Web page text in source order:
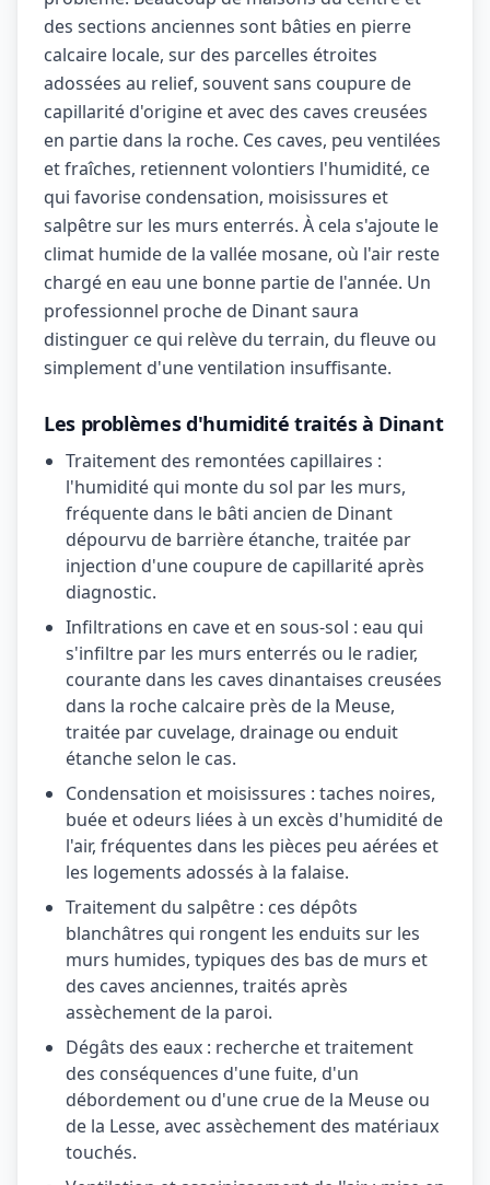
des sections anciennes sont bâties en pierre
calcaire locale, sur des parcelles étroites
adossées au relief, souvent sans coupure de
capillarité d'origine et avec des caves creusées
en partie dans la roche. Ces caves, peu ventilées
et fraîches, retiennent volontiers l'humidité, ce
qui favorise condensation, moisissures et
salpêtre sur les murs enterrés. À cela s'ajoute le
climat humide de la vallée mosane, où l'air reste
chargé en eau une bonne partie de l'année. Un
professionnel proche de Dinant saura
distinguer ce qui relève du terrain, du fleuve ou
simplement d'une ventilation insuffisante.
Les problèmes d'humidité traités à Dinant
Traitement des remontées capillaires :
l'humidité qui monte du sol par les murs,
fréquente dans le bâti ancien de Dinant
dépourvu de barrière étanche, traitée par
injection d'une coupure de capillarité après
diagnostic.
Infiltrations en cave et en sous-sol : eau qui
s'infiltre par les murs enterrés ou le radier,
courante dans les caves dinantaises creusées
dans la roche calcaire près de la Meuse,
traitée par cuvelage, drainage ou enduit
étanche selon le cas.
Condensation et moisissures : taches noires,
buée et odeurs liées à un excès d'humidité de
l'air, fréquentes dans les pièces peu aérées et
les logements adossés à la falaise.
Traitement du salpêtre : ces dépôts
blanchâtres qui rongent les enduits sur les
murs humides, typiques des bas de murs et
des caves anciennes, traités après
assèchement de la paroi.
Dégâts des eaux : recherche et traitement
des conséquences d'une fuite, d'un
débordement ou d'une crue de la Meuse ou
de la Lesse, avec assèchement des matériaux
touchés.